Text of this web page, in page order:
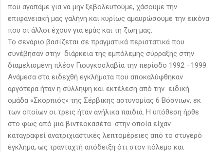
που αγαπάμε για να μην ξεβολευτούμε, χάσουμε την
επιφανειακή μας γαλήνη και κυρίως αμαυρώσουμε την εικόνα
που οι άλλοι έχουν για εμάς και τη ζωη μας.
Το σενάριο βασίζεται σε πραγματικά περιστατικά που
συνέβησαν στην διάρκεια της εμπόλεμης σύρραξης στην
διαμελισμένη πλέον Γιουγκοσλαβία την περίοδο 1992 –1999.
Ανάμεσα στα ειδεχθή εγκλήματα που αποκαλύφθηκαν
αργότερα ήταν η σύλληψη και εκτέλεση από την ειδική
ομάδα «Σκορπιός» της Σέρβικης αστυνομίας 6 Βόσνιων, εκ
των οποίων οι τρεις ήταν ανήλικα παιδιά. Η υπόθεση ήρθε
στο φως από μια βιντεοκασέτα στην οποία είχαν
καταγραφεί ανατριχιαστικές λεπτομέρειες από το στυγερό
έγκλημα, ως τρανταχτή απόδειξη ότι στον πόλεμο και